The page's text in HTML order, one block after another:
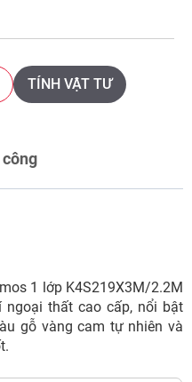
TÍNH VẬT TƯ
1 lớp K4S219X3M/2.2M
thất cao cấp, nổi bật
gỗ vàng cam tự nhiên và